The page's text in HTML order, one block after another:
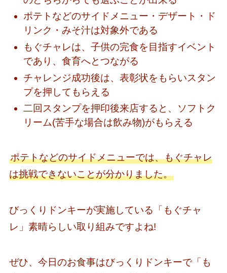
ポテトなどのサイドメニュー・デザート・ド
リンク・みそ汁は対象外である
もぐチャレは、子供の完食を目指すイベント
であり、食育へとつながる
チャレンジ成功後は、表彰状をもらいスタン
プを押してもらえる
二回スタンプを押印後来店すると、ソフトク
リーム(苦手な場合は飲み物)がもらえる
ポテトなどのサイドメニューでは、もぐチャレ
は挑戦できないことが分かりました。
びっくりドンキーが実施している「もぐチャ
レ」素晴らしい取り組みですよね!
ぜひ、今日のお食事はびっくりドンキーで「も